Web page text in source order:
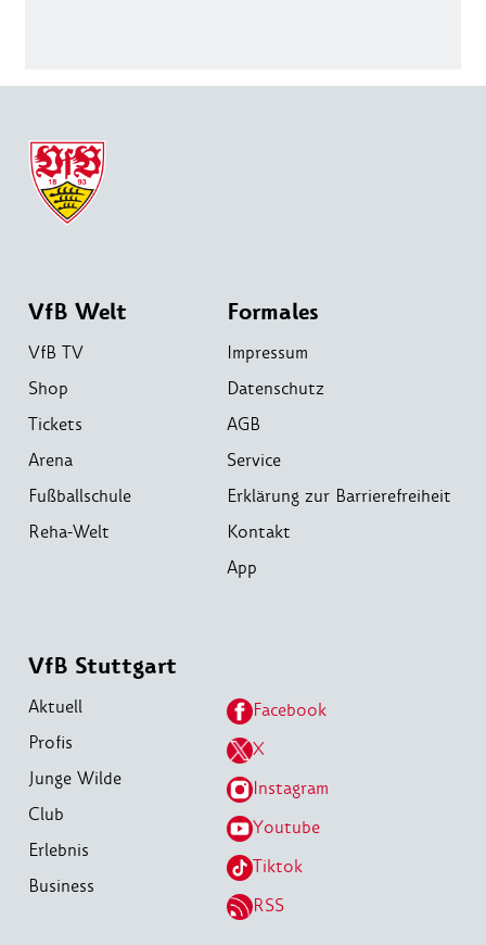
VfB Welt
VfB TV
Shop
Tickets
Arena
Fußballschule
Reha-Welt
Formales
Impressum
Datenschutz
AGB
Service
Erklärung zur Barrierefreiheit
Kontakt
App
VfB Stuttgart
Aktuell
Profis
Junge Wilde
Club
Erlebnis
Business
Facebook
X
Instagram
Youtube
Tiktok
RSS